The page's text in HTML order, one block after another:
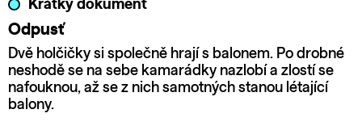
Krátký dokument
Odpusť
Dvě holčičky si společně hrají s balonem. Po drobné
neshodě se na sebe kamarádky nazlobí a zlostí se
nafouknou, až se z nich samotných stanou létající
balony.